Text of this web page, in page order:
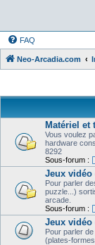
FAQ
Neo-Arcadia.com
Matériel et
Vous voulez
hardware
8292
Sous-forum :
Jeux vidéo
Pour parler
puzzle...)
arcade.
Sous-forum :
Jeux vidéo
Pour parler
(plates-